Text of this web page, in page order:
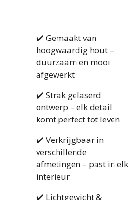
✔️ Gemaakt van
hoogwaardig hout –
duurzaam en mooi
afgewerkt
✔️ Strak gelaserd
ontwerp – elk detail
komt perfect tot leven
✔️ Verkrijgbaar in
verschillende
afmetingen – past in elk
interieur
✔️ Lichtgewicht &